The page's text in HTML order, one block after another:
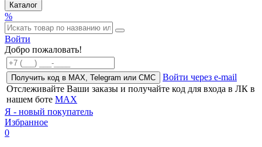
Каталог
%
Войти
Добро пожаловать!
Получить код в MAX, Telegram или СМС
Войти через e-mail
Отслеживайте Ваши заказы и получайте код для входа в ЛК в
нашем боте MAX
Я - новый покупатель
Избранное
0